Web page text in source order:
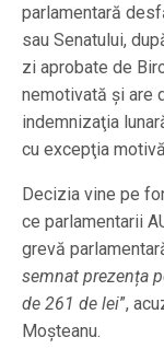
parlamentară
sau Senatului,
zi aprobate de
nemotivată şi are
indemnizaţia
cu excepţia
Decizia vine pe
ce parlamentarii
grevă
semnat prezența
de 261 de lei”,
Moșteanu.